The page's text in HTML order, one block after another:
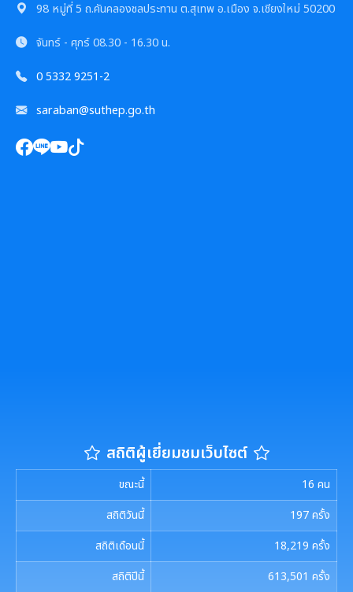
98 หมู่ที่ 5 ถ.คันคลองชลประทาน ต.สุเทพ อ.เมือง จ.เชียงใหม่ 50200
จันทร์ - ศุกร์08.30 - 16.30 น.
0 5332 9251-2
saraban@suthep.go.th
สถิติผู้เยี่ยมชมเว็บไซต์
ขณะนี้ 16 คน
สถิติวันนี้
197ครั้ง
สถิติเดือนนี้
18,219 ครั้ง
สถิติปีนี้
613,501 ครั้ง